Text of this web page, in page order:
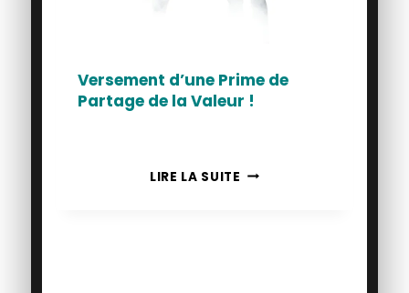
Versement d’une Prime de
Partage de la Valeur !
LIRE LA SUITE VERSEMENT